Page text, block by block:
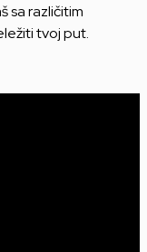
sa različitim
tvoj put.